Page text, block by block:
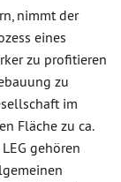
nimmt der
eines
zu profitieren
zu
im
Fläche zu ca.
gehören